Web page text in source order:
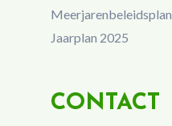
Meerjarenbeleidsplan
Jaarplan 2025
CONTACT